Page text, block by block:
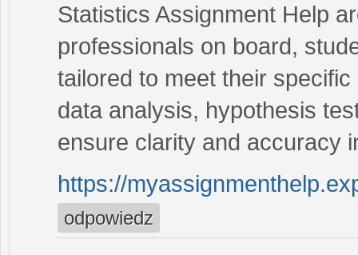
Statistics Assignment Help
professionals on board,
tailored to meet their
data analysis, hypothesis
ensure clarity and accuracy
https://
odpowiedz